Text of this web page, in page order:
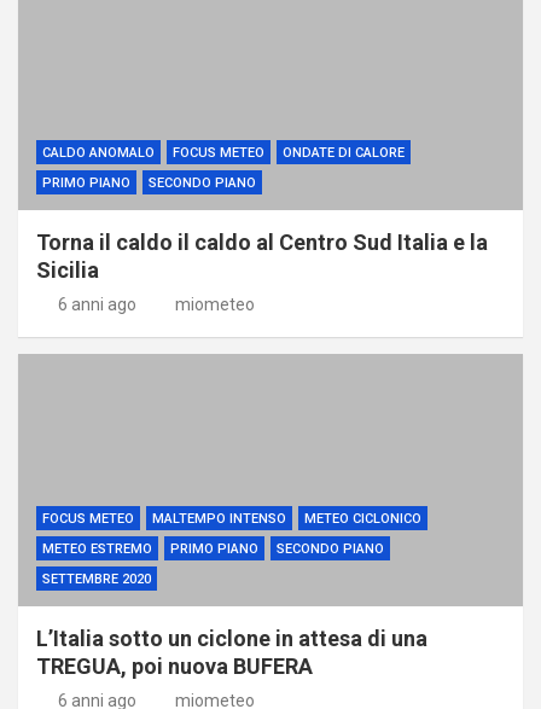
CALDO ANOMALO FOCUS METEO
ONDATE DI CALORE
PRIMO PIANO
SECONDO PIANO
Torna il caldo il caldo al Centro Sud Italia e la
Sicilia
6 anni ago miometeo
FOCUS METEO MALTEMPO INTENSO
METEO CICLONICO
METEO ESTREMO
PRIMO PIANO
SECONDO PIANO
SETTEMBRE 2020
L’Italia sotto un ciclone in attesa di una
TREGUA, poi nuova BUFERA
6 anni ago miometeo